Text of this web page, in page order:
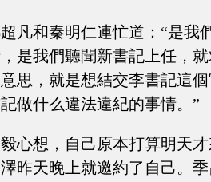
凡和秦明仁連忙道：“是我
是我們聽聞新書記上任，
思，就是想結交李書記這
做什么違法違紀的事情。”
心想，自己原本打算明天
昨天晚上就邀約了自己。